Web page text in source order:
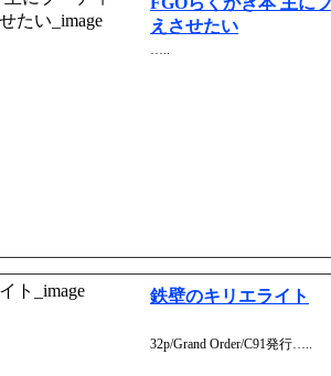
えさせたい
…..
鉄壁のキリエライト
32p/Grand Order/C91発行…..